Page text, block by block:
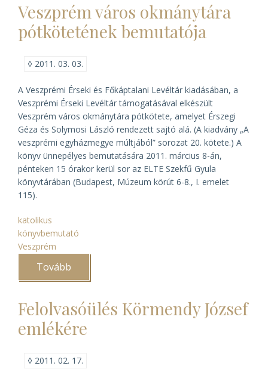
Veszprém város okmánytára
pótkötetének bemutatója
◊ 2011. 03. 03.
A Veszprémi Érseki és Főkáptalani Levéltár kiadásában, a
Veszprémi Érseki Levéltár támogatásával elkészült
Veszprém város okmánytára pótkötete, amelyet Érszegi
Géza és Solymosi László rendezett sajtó alá. (A kiadvány „A
veszprémi egyházmegye múltjából” sorozat 20. kötete.) A
könyv ünnepélyes bemutatására 2011. március 8-án,
pénteken 15 órakor kerül sor az ELTE Szekfű Gyula
könyvtárában (Budapest, Múzeum körút 6-8., I. emelet
115).
katolikus
könyvbemutató
Veszprém
Tovább
okmánytára
bemutatója)
Felolvasóülés Körmendy József
emlékére
◊ 2011. 02. 17.